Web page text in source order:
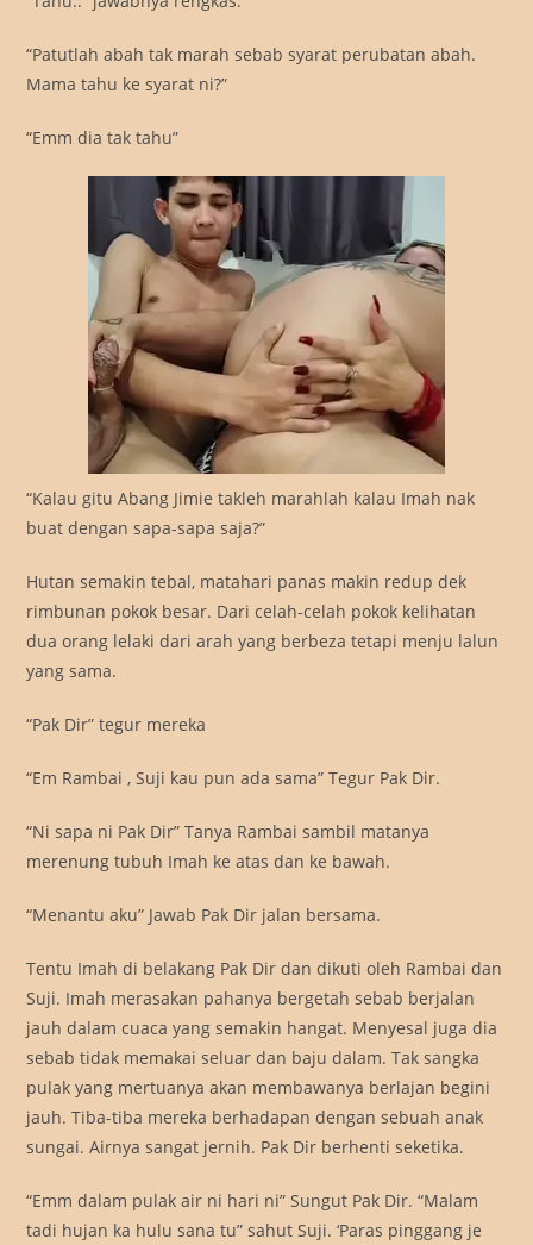
“Patutlah abah tak marah sebab syarat perubatan abah.
Mama tahu ke syarat ni?”
“Emm dia tak tahu”
“Kalau gitu Abang Jimie takleh marahlah kalau Imah nak
buat dengan sapa-sapa saja?”
Hutan semakin tebal, matahari panas makin redup dek
rimbunan pokok besar. Dari celah-celah pokok kelihatan
dua orang lelaki dari arah yang berbeza tetapi menju lalun
yang sama.
“Pak Dir” tegur mereka
“Em Rambai , Suji kau pun ada sama” Tegur Pak Dir.
“Ni sapa ni Pak Dir” Tanya Rambai sambil matanya
merenung tubuh Imah ke atas dan ke bawah.
“Menantu aku” Jawab Pak Dir jalan bersama.
Tentu Imah di belakang Pak Dir dan dikuti oleh Rambai dan
Suji. Imah merasakan pahanya bergetah sebab berjalan
jauh dalam cuaca yang semakin hangat. Menyesal juga dia
sebab tidak memakai seluar dan baju dalam. Tak sangka
pulak yang mertuanya akan membawanya berlajan begini
jauh. Tiba-tiba mereka berhadapan dengan sebuah anak
sungai. Airnya sangat jernih. Pak Dir berhenti seketika.
“Emm dalam pulak air ni hari ni” Sungut Pak Dir. “Malam
tadi hujan ka hulu sana tu” sahut Suji. ‘Paras pinggang je